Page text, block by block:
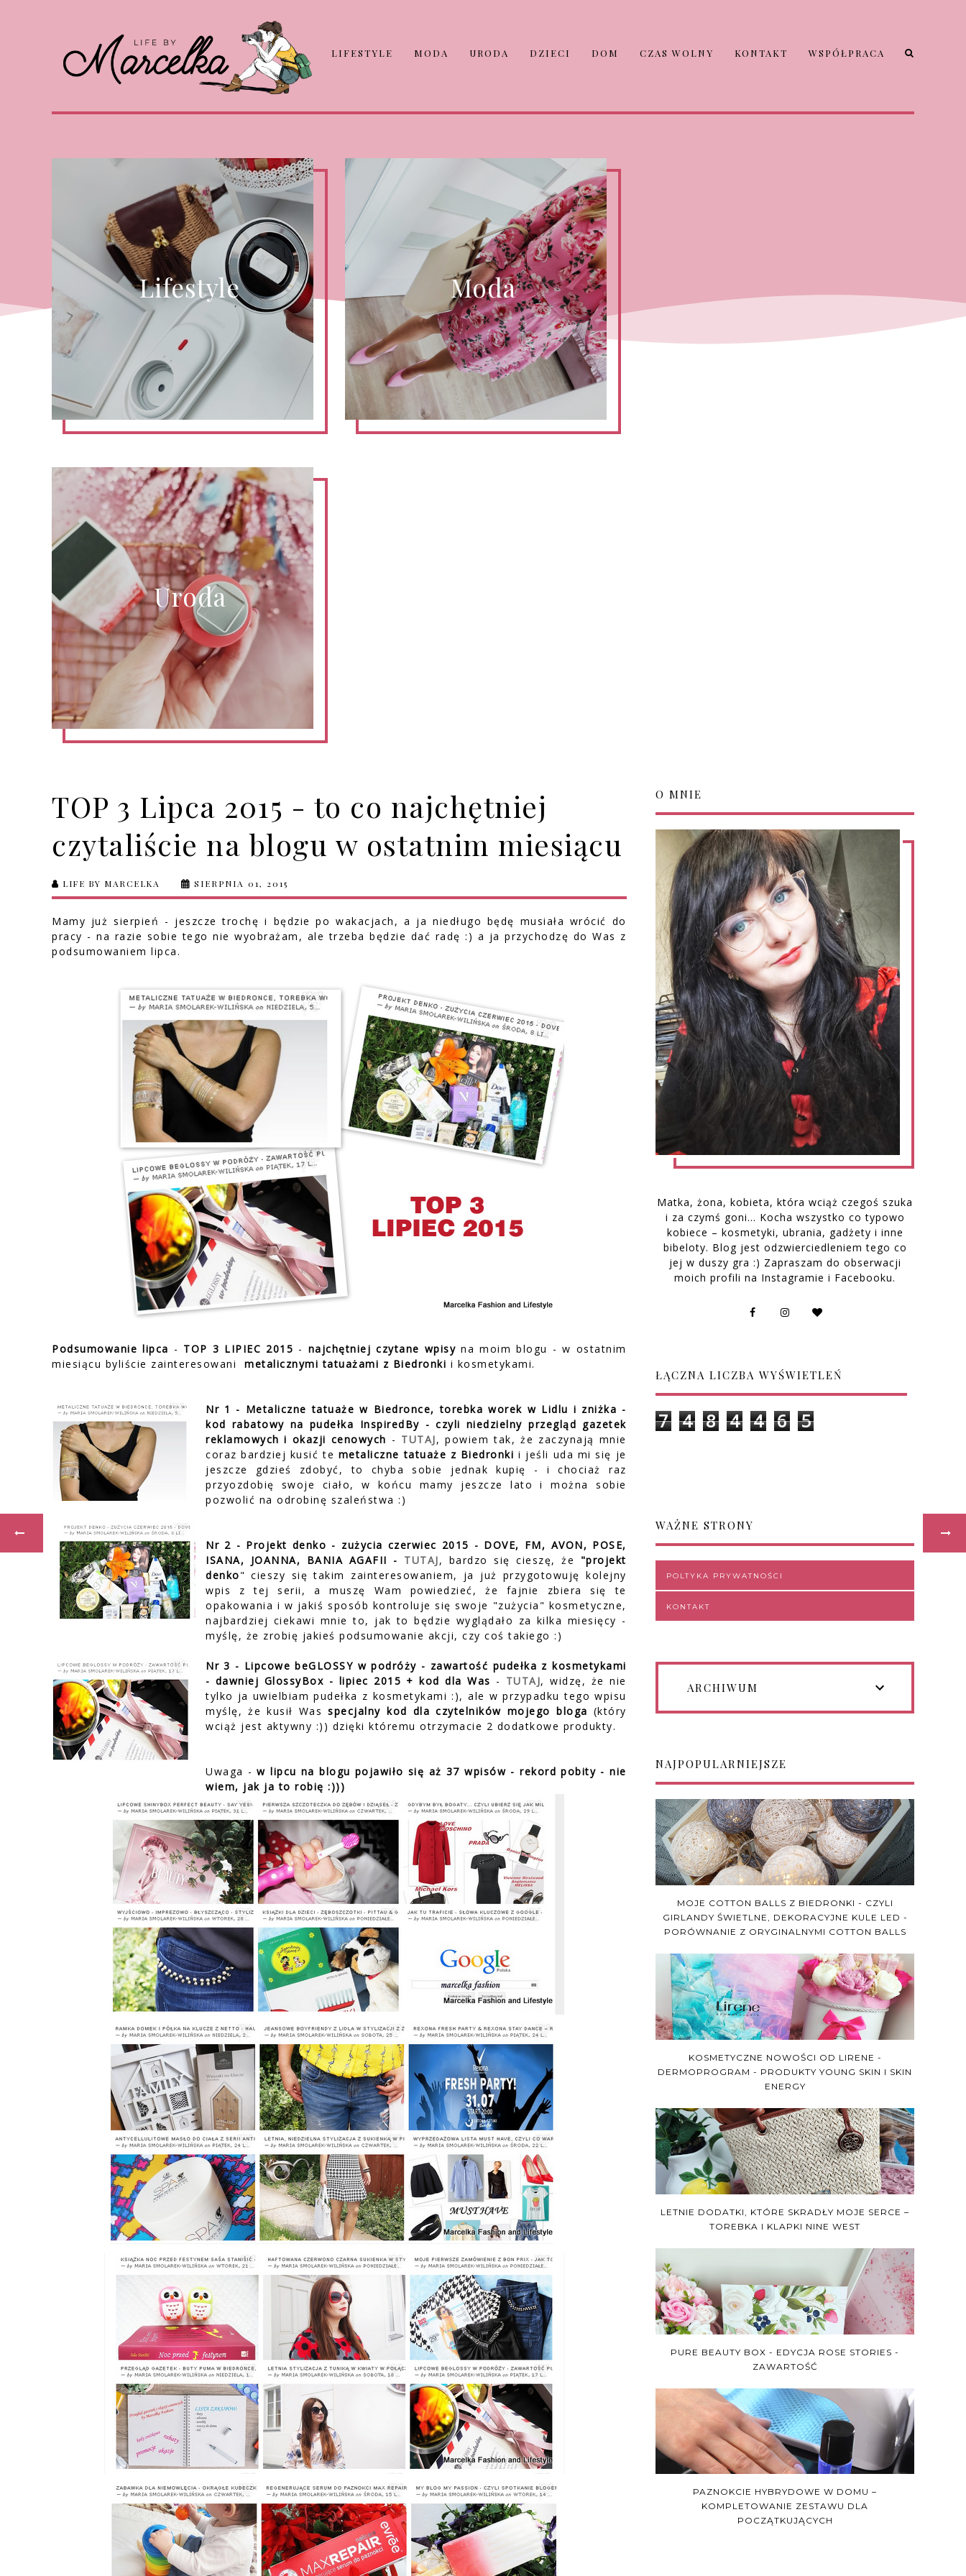
LIFESTYLE MODA URODA DZIECI DOM CZAS WOLNY KONTAKT WSPÓŁPRACA
Lifestyle Moda
Uroda
TOP 3 Lipca 2015 - to co najchętniej
czytaliście na blogu w ostatnim miesiącu
LIFE BY MARCELKA SIERPNIA 01, 2015
Mamy już sierpień - jeszcze trochę i będzie po wakacjach, a ja niedługo będę musiała wrócić do
pracy - na razie sobie tego nie wyobrażam, ale trzeba będzie dać radę :) a ja przychodzę do Was z
podsumowaniem lipca.
Podsumowanie lipca - TOP 3 LIPIEC 2015 - najchętniej czytane wpisy na moim blogu - w ostatnim
miesiącu byliście zainteresowani metalicznymi tatuażami z Biedronki i kosmetykami.
Nr 1 - Metaliczne tatuaże w Biedronce, torebka worek w Lidlu i zniżka -
kod rabatowy na pudełka InspiredBy - czyli niedzielny przegląd gazetek
reklamowych i okazji cenowych - TUTAJ, powiem tak, że zaczynają mnie
coraz bardziej kusić te metaliczne tatuaże z Biedronki i jeśli uda mi się je
jeszcze gdzieś zdobyć, to chyba sobie jednak kupię - i chociaż raz
przyozdobię swoje ciało, w końcu mamy jeszcze lato i można sobie
pozwolić na odrobinę szaleństwa :)
Nr 2 - Projekt denko - zużycia czerwiec 2015 - DOVE, FM, AVON, POSE,
ISANA, JOANNA, BANIA AGAFII - TUTAJ, bardzo się cieszę, że "projekt
denko" cieszy się takim zainteresowaniem, ja już przygotowuję kolejny
wpis z tej serii, a muszę Wam powiedzieć, że fajnie zbiera się te
opakowania i w jakiś sposób kontroluje się swoje "zużycia" kosmetyczne,
najbardziej ciekawi mnie to, jak to będzie wyglądało za kilka miesięcy -
myślę, że zrobię jakieś podsumowanie akcji, czy coś takiego :)
Nr 3 - Lipcowe beGLOSSY w podróży - zawartość pudełka z kosmetykami
- dawniej GlossyBox - lipiec 2015 + kod dla Was - TUTAJ, widzę, że nie
tylko ja uwielbiam pudełka z kosmetykami :), ale w przypadku tego wpisu
myślę, że kusił Wasspecjalny kod dla czytelników mojego bloga (który
wciąż jest aktywny :)) dzięki któremu otrzymacie 2 dodatkowe produkty.
Uwaga -w lipcu na blogu pojawiło się aż 37 wpisów - rekord pobity - nie
wiem, jak ja to robię :)))
O MNIE
Matka, żona, kobieta, która wciąż czegoś szuka
i za czymś goni… Kocha wszystko co typowo
kobiece – kosmetyki, ubrania, gadżety i inne
bibeloty. Blog jest odzwierciedleniem tego co
jej w duszy gra :) Zapraszam do obserwacji
moich profili na Instagramie i Facebooku.
ŁĄCZNA LICZBA WYŚWIETLEŃ
7 4 8 4 4 6 5
WAŻNE STRONY
POLTYKA PRYWATNOŚCI
KONTAKT
ARCHIWUM
NAJPOPULARNIEJSZE
MOJE COTTON BALLS Z BIEDRONKI - CZYLI
GIRLANDY ŚWIETLNE, DEKORACYJNE KULE LED -
PORÓWNANIE Z ORYGINALNYMI COTTON BALLS
KOSMETYCZNE NOWOŚCI OD LIRENE -
DERMOPROGRAM - PRODUKTY YOUNG SKIN I SKIN
ENERGY
LETNIE DODATKI, KTÓRE SKRADŁY MOJE SERCE –
TOREBKA I KLAPKI NINE WEST
PURE BEAUTY BOX - EDYCJA ROSE STORIES -
ZAWARTOŚĆ
PAZNOKCIE HYBRYDOWE W DOMU –
KOMPLETOWANIE ZESTAWU DLA
POCZĄTKUJĄCYCH